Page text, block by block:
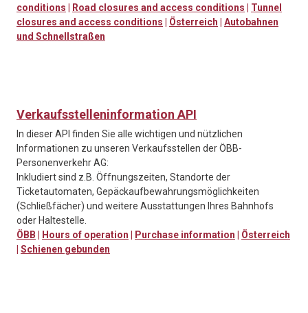
conditions
Road closures and access conditions
Tunnel
closures and access conditions
Österreich
Autobahnen
und Schnellstraßen
Verkaufsstelleninformation API
In dieser API finden Sie alle wichtigen und nützlichen
Informationen zu unseren Verkaufsstellen der ÖBB-
Personenverkehr AG:
Inkludiert sind z.B. Öffnungszeiten, Standorte der
Ticketautomaten, Gepäckaufbewahrungsmöglichkeiten
(Schließfächer) und weitere Ausstattungen Ihres Bahnhofs
oder Haltestelle.
ÖBB
Hours of operation Purchase information
Österreich
Schienen gebunden